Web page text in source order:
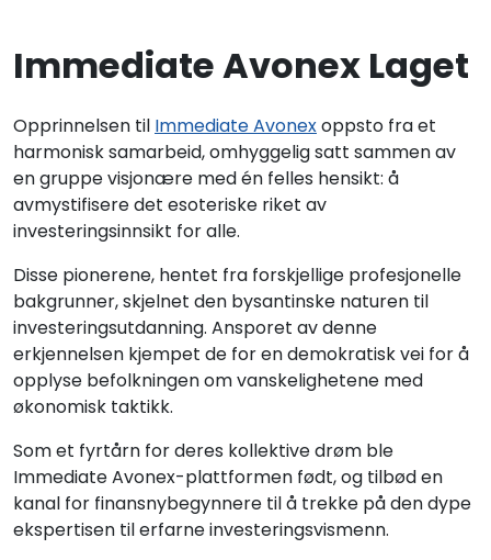
Immediate Avonex Laget
Opprinnelsen til Immediate Avonexoppsto fra et
harmonisk samarbeid, omhyggelig satt sammen av
en gruppe visjonære med én felles hensikt: å
avmystifisere det esoteriske riket av
investeringsinnsikt for alle.
Disse pionerene, hentet fra forskjellige profesjonelle
bakgrunner, skjelnet den bysantinske naturen til
investeringsutdanning. Ansporet av denne
erkjennelsen kjempet de for en demokratisk vei for å
opplyse befolkningen om vanskelighetene med
økonomisk taktikk.
Som et fyrtårn for deres kollektive drøm ble
Immediate Avonex-plattformen født, og tilbød en
kanal for finansnybegynnere til å trekke på den dype
ekspertisen til erfarne investeringsvismenn.